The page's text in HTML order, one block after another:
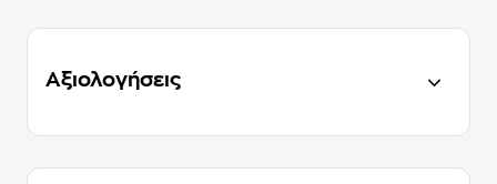
Αξιολογήσεις